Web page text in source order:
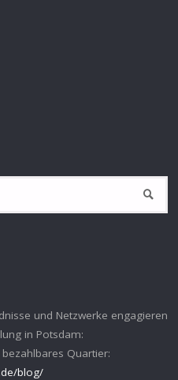
SUCHE
und Netzwerke engagieren
in Potsdam:
Quartier:
blog/